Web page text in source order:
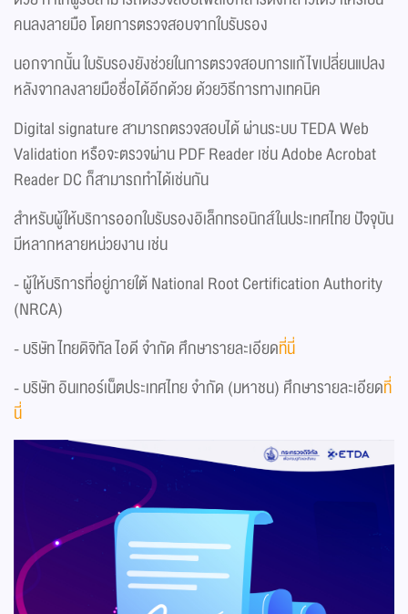
คนลงลายมือ โดยการตรวจสอบจากใบรับรอง
นอกจากนั้น ใบรับรองยังช่วยในการตรวจสอบการแก้ไขเปลี่ยนแปลง
หลังจากลงลายมือชื่อได้อีกด้วย ด้วยวิธีการทางเทคนิค
Digital signature สามารถตรวจสอบได้ ผ่านระบบ TEDA Web
Validation หรือจะตรวจผ่าน PDF Reader เช่น Adobe Acrobat
Reader DC ก็สามารถทำได้เช่นกัน
สำหรับผู้ให้บริการออกใบรับรองอิเล็กทรอนิกส์ในประเทศไทย ปัจจุบัน
มีหลากหลายหน่วยงาน เช่น
- ผู้ให้บริการที่อยู่ภายใต้ National Root Certification Authority
(NRCA)
- บริษัท ไทยดิจิทัล ไอดี จำกัด ศึกษารายละเอียดที่นี่
- บริษัท อินเทอร์เน็ตประเทศไทย จำกัด (มหาชน) ศึกษารายละเอียดที่
นี่